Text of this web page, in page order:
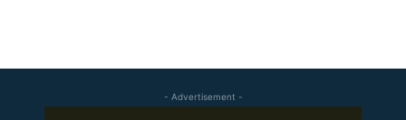
- Advertisement -